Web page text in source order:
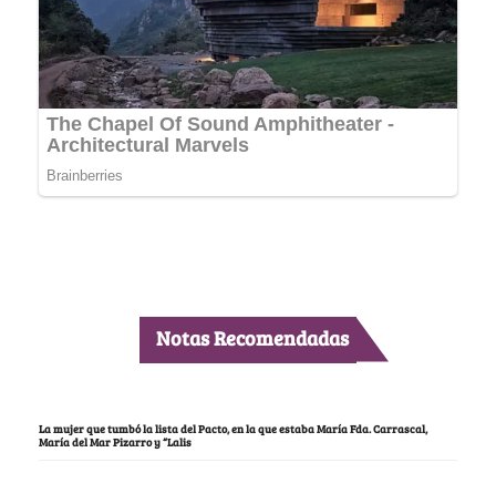
Notas Recomendadas
La mujer que tumbó la lista del Pacto, en la que estaba María Fda. Carrascal,
María del Mar Pizarro y “Lalis